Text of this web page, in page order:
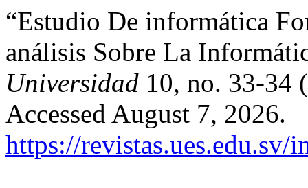
“Estudio De informática
análisis Sobre La
Universidad 10, no. 33-34
Accessed August 7, 2026.
https://